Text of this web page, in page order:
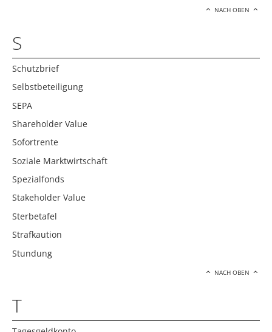
NACH OBEN
S
Schutzbrief
Selbstbeteiligung
SEPA
Shareholder Value
Sofortrente
Soziale Marktwirtschaft
Spezialfonds
Stakeholder Value
Sterbetafel
Strafkaution
Stundung
NACH OBEN
T